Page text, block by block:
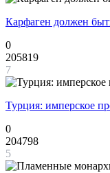
Карфаген должен
0
205819
7
Турция: имперское
0
204798
5